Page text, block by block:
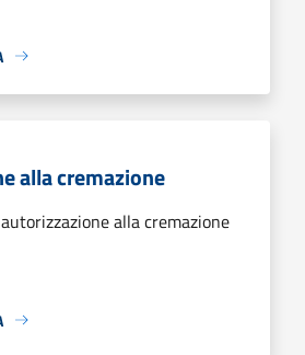
alla cremazione
alla cremazione